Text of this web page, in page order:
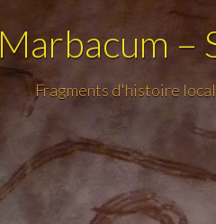
Marbacum –
Fragments d'histoire